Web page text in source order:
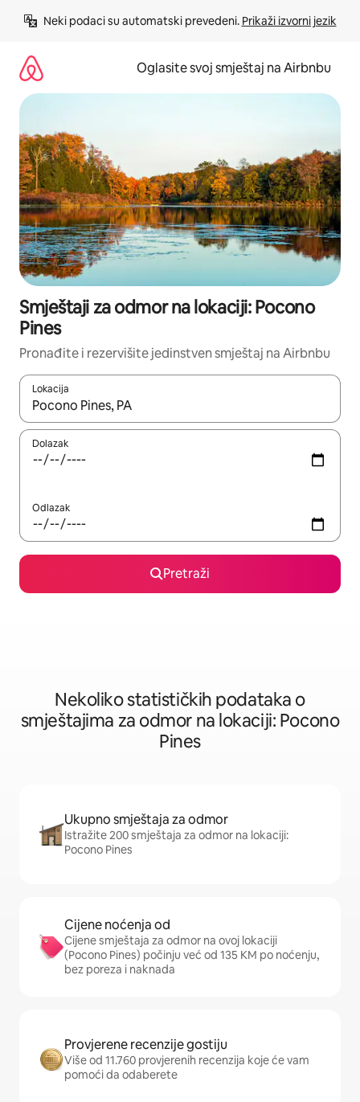
Neki podaci su automatski prevedeni. Prikaži izvorni jezik
Oglasite svoj smještaj na Airbnbu
Smještaji za odmor na lokaciji: Pocono
Pines
Pronađite i rezervišite jedinstven smještaj na Airbnbu
Lokacija
Kad rezultati budu dostupni, krećite se gore i dolje pomoću
Dolazak
Odlazak
Pretraži
Nekoliko statističkih podataka o
smještajima za odmor na lokaciji: Pocono
Pines
Ukupno smještaja za odmor
Istražite 200 smještaja za odmor na lokaciji:
Pocono Pines
Cijene noćenja od
Cijene smještaja za odmor na ovoj lokaciji
(Pocono Pines) počinju već od 135 KM po noćenju,
bez poreza i naknada
Provjerene recenzije gostiju
Više od 11.760 provjerenih recenzija koje će vam
pomoći da odaberete